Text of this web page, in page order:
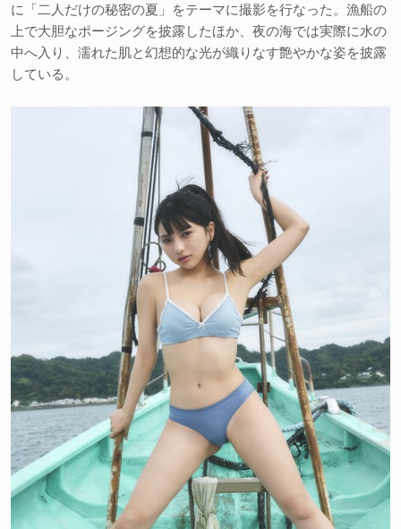
に「二人だけの秘密の夏」をテーマに撮影を行なった。漁船の
上で大胆なポージングを披露したほか、夜の海では実際に水の
中へ入り、濡れた肌と幻想的な光が織りなす艶やかな姿を披露
している。